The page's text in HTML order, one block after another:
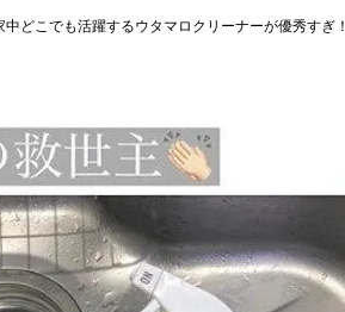
中どこでも活躍するウタマロクリーナーが優秀すぎ！